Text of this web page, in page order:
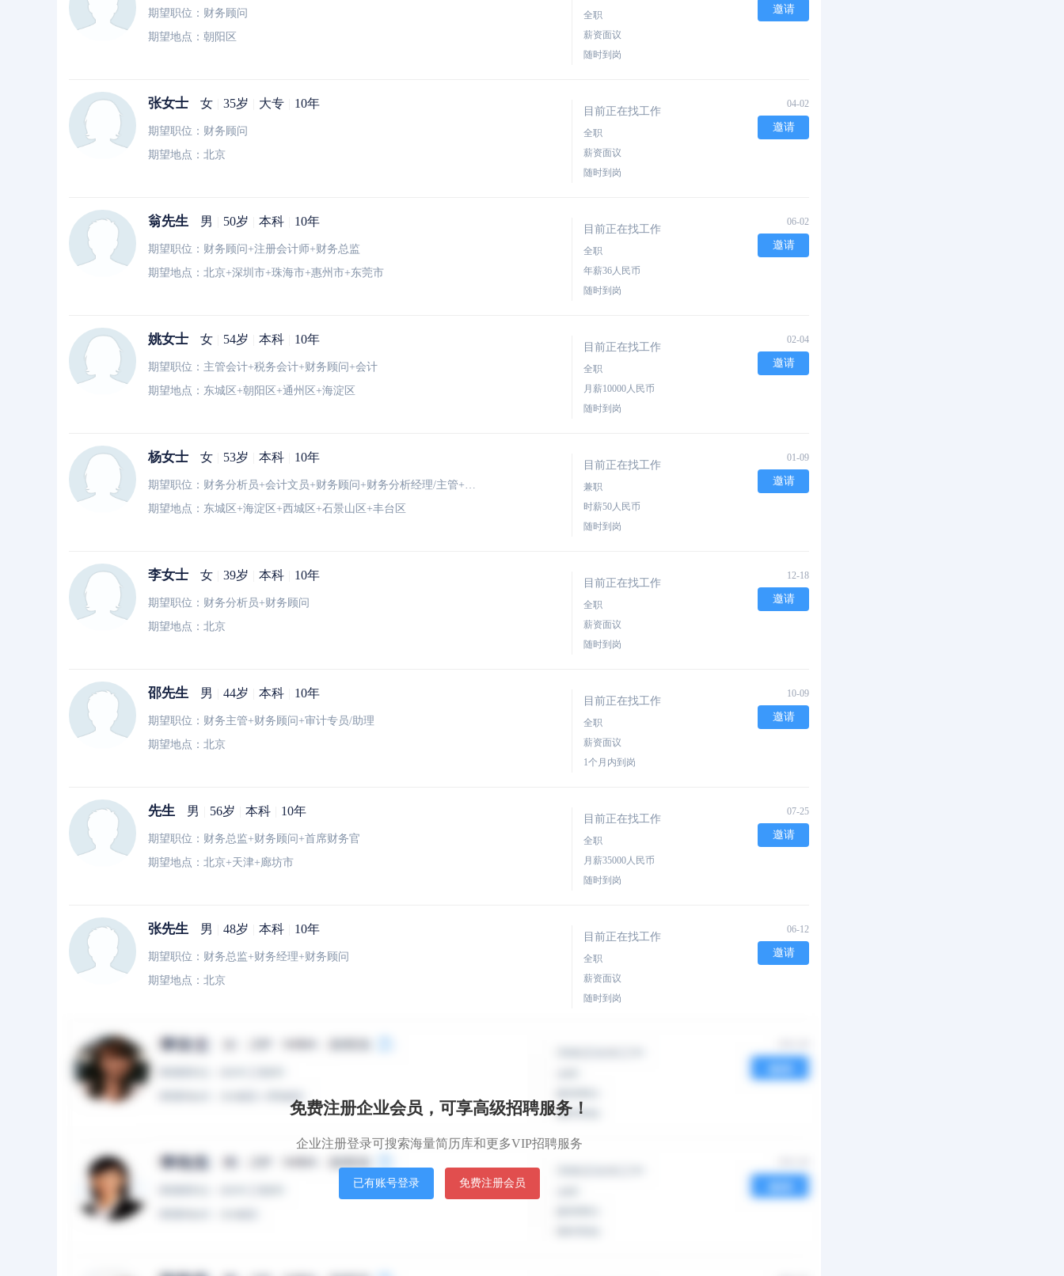
期望职位：财务顾问
期望地点：朝阳区
全职
薪资面议
随时到岗
邀请
张女士 女 35岁 大专 10年
期望职位：财务顾问
期望地点：北京
目前正在找工作
全职
薪资面议
随时到岗
04-02
邀请
翁先生 男 50岁 本科 10年
期望职位：财务顾问+注册会计师+财务总监
期望地点：北京+深圳市+珠海市+惠州市+东莞市
目前正在找工作
全职
年薪36人民币
随时到岗
06-02
邀请
姚女士 女 54岁 本科 10年
期望职位：主管会计+税务会计+财务顾问+会计
期望地点：东城区+朝阳区+通州区+海淀区
目前正在找工作
全职
月薪10000人民币
随时到岗
02-04
邀请
杨女士 女 53岁 本科 10年
期望职位：财务分析员+会计文员+财务顾问+财务分析经理/主管+其他职位
期望地点：东城区+海淀区+西城区+石景山区+丰台区
目前正在找工作
兼职
时薪50人民币
随时到岗
01-09
邀请
李女士 女 39岁 本科 10年
期望职位：财务分析员+财务顾问
期望地点：北京
目前正在找工作
全职
薪资面议
随时到岗
12-18
邀请
邵先生 男 44岁 本科 10年
期望职位：财务主管+财务顾问+审计专员/助理
期望地点：北京
目前正在找工作
全职
薪资面议
1个月内到岗
10-09
邀请
先生 男 56岁 本科 10年
期望职位：财务总监+财务顾问+首席财务官
期望地点：北京+天津+廊坊市
目前正在找工作
全职
月薪35000人民币
随时到岗
07-25
邀请
张先生 男 48岁 本科 10年
期望职位：财务总监+财务经理+财务顾问
期望地点：北京
目前正在找工作
全职
薪资面议
随时到岗
06-12
邀请
李女士
赵女士
免费注册企业会员，可享高级招聘服务！
企业注册登录可搜索海量简历库和更多VIP招聘服务
已有账号登录 免费注册会员